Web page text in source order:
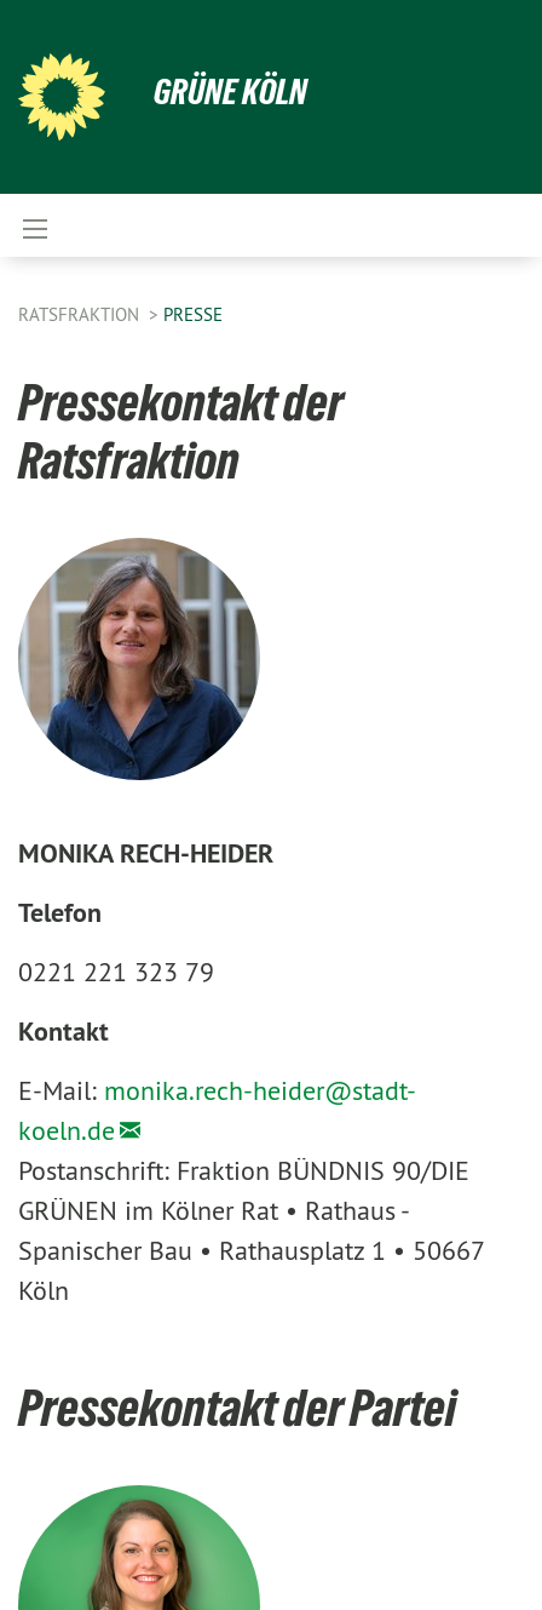
GRÜNE KÖLN
RATSFRAKTION PRESSE
Pressekontakt der
Ratsfraktion
MONIKA RECH-HEIDER
Telefon
0221 221 323 79
Kontakt
E-Mail: monika.rech-heider@stadt-
koeln.de
Postanschrift: Fraktion BÜNDNIS 90/DIE
GRÜNEN im Kölner Rat • Rathaus -
Spanischer Bau • Rathausplatz 1 • 50667
Köln
Pressekontakt der Partei